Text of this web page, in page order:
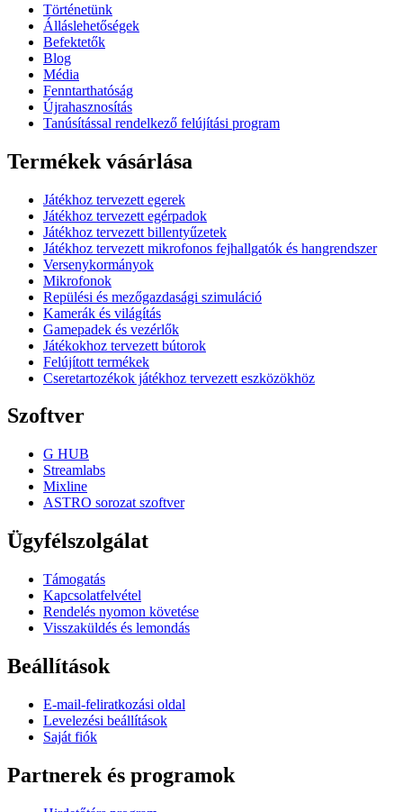
Történetünk
Álláslehetőségek
Befektetők
Blog
Média
Fenntarthatóság
Újrahasznosítás
Tanúsítással rendelkező felújítási program
Termékek vásárlása
Játékhoz tervezett egerek
Játékhoz tervezett egérpadok
Játékhoz tervezett billentyűzetek
Játékhoz tervezett mikrofonos fejhallgatók és hangrendszer
Versenykormányok
Mikrofonok
Repülési és mezőgazdasági szimuláció
Kamerák és világítás
Gamepadek és vezérlők
Játékokhoz tervezett bútorok
Felújított termékek
Cseretartozékok játékhoz tervezett eszközökhöz
Szoftver
G HUB
Streamlabs
Mixline
ASTRO sorozat szoftver
Ügyfélszolgálat
Támogatás
Kapcsolatfelvétel
Rendelés nyomon követése
Visszaküldés és lemondás
Beállítások
E-mail-feliratkozási oldal
Levelezési beállítások
Saját fiók
Partnerek és programok